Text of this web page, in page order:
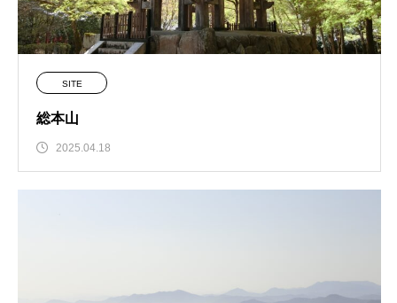
SITE
総本山
2025.04.18